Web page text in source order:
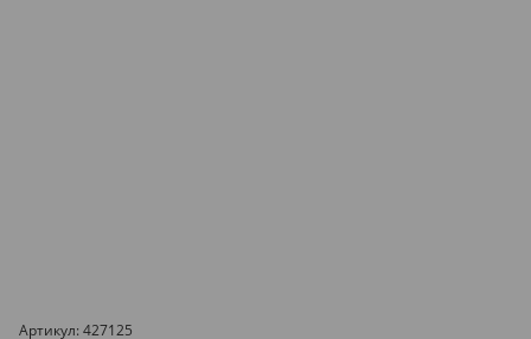
Артикул: 427125